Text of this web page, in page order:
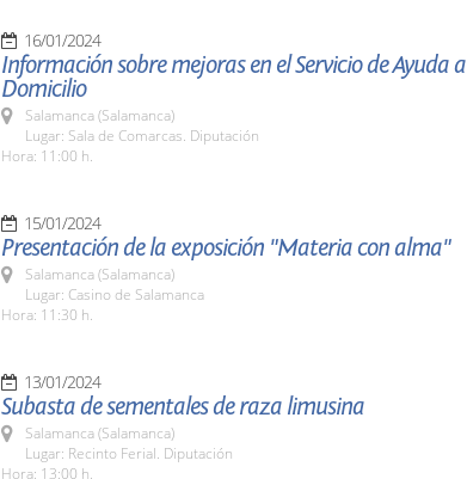
16/01/2024
Información sobre mejoras en el Servicio de Ayuda a
Domicilio
Salamanca (Salamanca)
Lugar: Sala de Comarcas. Diputación
Hora: 11:00 h.
15/01/2024
Presentación de la exposición "Materia con alma"
Salamanca (Salamanca)
Lugar: Casino de Salamanca
Hora: 11:30 h.
13/01/2024
Subasta de sementales de raza limusina
Salamanca (Salamanca)
Lugar: Recinto Ferial. Diputación
Hora: 13:00 h.